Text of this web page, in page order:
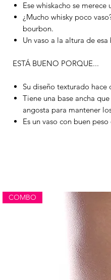
Ese whiskacho se
¿Mucho whisky poco
bourbon.
Un vaso a la altura de
ESTÁ BUENO PORQUE...
Su diseño texturado
Tiene una base ancha
angosta para mantener
Es un vaso con buen
COMBO